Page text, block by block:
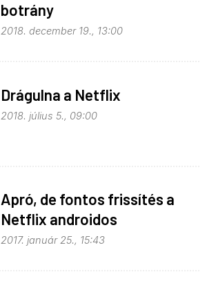
botrány
2018. december 19., 13:00
Drágulna a Netflix
2018. július 5., 09:00
Apró, de fontos frissítés a
Netflix androidos
alkalmazásában
2017. január 25., 15:43